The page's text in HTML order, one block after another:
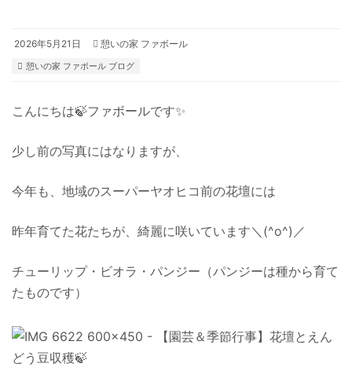
2026年5月21日 憩いの家 ファボール
憩いの家 ファボール ブログ
こんにちは🍃ファボールです✨
少し前の写真にはなりますが、
今年も、地域のスーパーヤオヒコ前の花壇には
昨年育てた花たちが、綺麗に咲いています＼(^o^)／
チューリップ・ビオラ・パンジー（パンジーは種から育て
たものです）